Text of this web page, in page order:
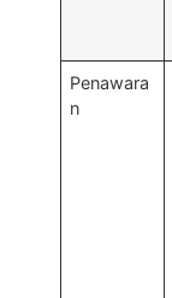
Penawara
n